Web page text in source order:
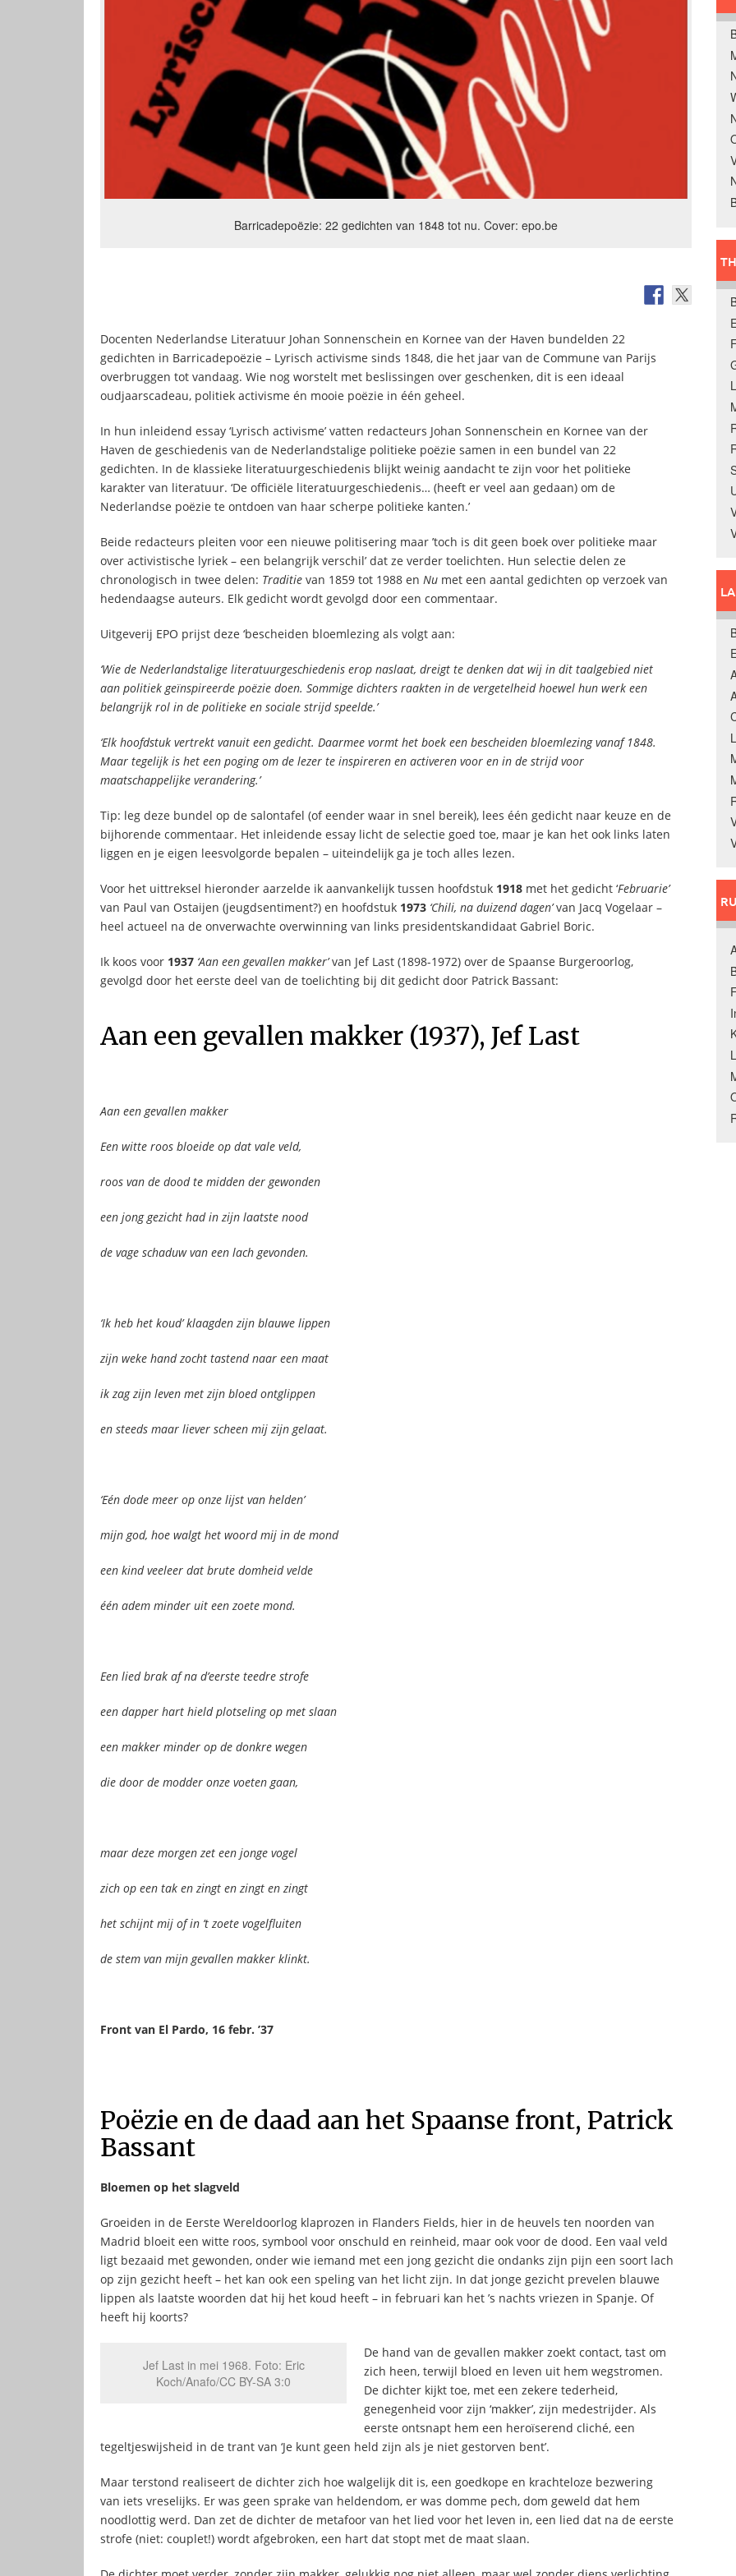
Barricadepoëzie: 22 gedichten van 1848 tot nu. Cover: epo.be
Docenten Nederlandse Literatuur Johan Sonnenschein en Kornee van der Haven bundelden 22
gedichten in Barricadepoëzie – Lyrisch activisme sinds 1848, die het jaar van de Commune van Parijs
overbruggen tot vandaag. Wie nog worstelt met beslissingen over geschenken, dit is een ideaal
oudjaarscadeau, politiek activisme én mooie poëzie in één geheel.
In hun inleidend essay ‘Lyrisch activisme’ vatten redacteurs Johan Sonnenschein en Kornee van der
Haven de geschiedenis van de Nederlandstalige politieke poëzie samen in een bundel van 22
gedichten. In de klassieke literatuurgeschiedenis blijkt weinig aandacht te zijn voor het politieke
karakter van literatuur. ‘De officiële literatuurgeschiedenis… (heeft er veel aan gedaan) om de
Nederlandse poëzie te ontdoen van haar scherpe politieke kanten.’
Beide redacteurs pleiten voor een nieuwe politisering maar ’toch is dit geen boek over politieke maar
over activistische lyriek – een belangrijk verschil’ dat ze verder toelichten. Hun selectie delen ze
chronologisch in twee delen: Traditie van 1859 tot 1988 en Nu met een aantal gedichten op verzoek van
hedendaagse auteurs. Elk gedicht wordt gevolgd door een commentaar.
Uitgeverij EPO prijst deze ‘bescheiden bloemlezing als volgt aan:
‘Wie de Nederlandstalige literatuurgeschiedenis erop naslaat, dreigt te denken dat wij in dit taalgebied niet
aan politiek geïnspireerde poëzie doen. Sommige dichters raakten in de vergetelheid hoewel hun werk een
belangrijk rol in de politieke en sociale strijd speelde.’
‘Elk hoofdstuk vertrekt vanuit een gedicht. Daarmee vormt het boek een bescheiden bloemlezing vanaf 1848.
Maar tegelijk is het een poging om de lezer te inspireren en activeren voor en in de strijd voor
maatschappelijke verandering.’
Tip: leg deze bundel op de salontafel (of eender waar in snel bereik), lees één gedicht naar keuze en de
bijhorende commentaar. Het inleidende essay licht de selectie goed toe, maar je kan het ook links laten
liggen en je eigen leesvolgorde bepalen – uiteindelijk ga je toch alles lezen.
Voor het uittreksel hieronder aarzelde ik aanvankelijk tussen hoofdstuk 1918 met het gedicht ‘Februarie’
van Paul van Ostaijen (jeugdsentiment?) en hoofdstuk 1973 ‘Chili, na duizend dagen’van Jacq Vogelaar –
heel actueel na de onverwachte overwinning van links presidentskandidaat Gabriel Boric.
Ik koos voor 1937 ‘Aan een gevallen makker’van Jef Last (1898-1972) over de Spaanse Burgeroorlog,
gevolgd door het eerste deel van de toelichting bij dit gedicht door Patrick Bassant:
Aan een gevallen makker (1937), Jef Last
Aan een gevallen makker
Een witte roos bloeide op dat vale veld,
roos van de dood te midden der gewonden
een jong gezicht had in zijn laatste nood
de vage schaduw van een lach gevonden.
‘Ik heb het koud’ klaagden zijn blauwe lippen
zijn weke hand zocht tastend naar een maat
ik zag zijn leven met zijn bloed ontglippen
en steeds maar liever scheen mij zijn gelaat.
‘Eén dode meer op onze lijst van helden’
mijn god, hoe walgt het woord mij in de mond
een kind veeleer dat brute domheid velde
één adem minder uit een zoete mond.
Een lied brak af na d’eerste teedre strofe
een dapper hart hield plotseling op met slaan
een makker minder op de donkre wegen
die door de modder onze voeten gaan,
maar deze morgen zet een jonge vogel
zich op een tak en zingt en zingt en zingt
het schijnt mij of in ’t zoete vogelfluiten
de stem van mijn gevallen makker klinkt.
Front van El Pardo, 16 febr. ’37
Poëzie en de daad aan het Spaanse front, Patrick
Bassant
Bloemen op het slagveld
Groeiden in de Eerste Wereldoorlog klaprozen in Flanders Fields, hier in de heuvels ten noorden van
Madrid bloeit een witte roos, symbool voor onschuld en reinheid, maar ook voor de dood. Een vaal veld
ligt bezaaid met gewonden, onder wie iemand met een jong gezicht die ondanks zijn pijn een soort lach
op zijn gezicht heeft – het kan ook een speling van het licht zijn. In dat jonge gezicht prevelen blauwe
lippen als laatste woorden dat hij het koud heeft – in februari kan het ’s nachts vriezen in Spanje. Of
heeft hij koorts?
Jef Last in mei 1968. Foto: Eric
Koch/Anafo/CC BY-SA 3:0
De hand van de gevallen makker zoekt contact, tast om
zich heen, terwijl bloed en leven uit hem wegstromen.
De dichter kijkt toe, met een zekere tederheid,
genegenheid voor zijn ‘makker’, zijn medestrijder. Als
eerste ontsnapt hem een heroïserend cliché, een
tegeltjeswijsheid in de trant van ‘Je kunt geen held zijn als je niet gestorven bent’.
Maar terstond realiseert de dichter zich hoe walgelijk dit is, een goedkope en krachteloze bezwering
van iets vreselijks. Er was geen sprake van heldendom, er was domme pech, dom geweld dat hem
noodlottig werd. Dan zet de dichter de metafoor van het lied voor het leven in, een lied dat na de eerste
strofe (niet: couplet!) wordt afgebroken, een hart dat stopt met de maat slaan.